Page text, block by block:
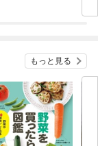
もっと見る